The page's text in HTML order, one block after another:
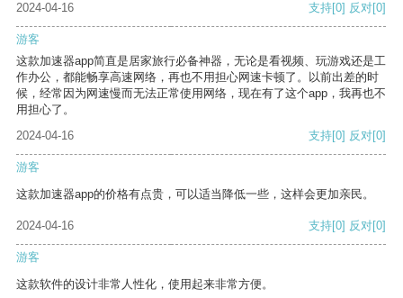
2024-04-16
支持[0] 反对[0]
游客
这款加速器app简直是居家旅行必备神器，无论是看视频、玩游戏还是工
作办公，都能畅享高速网络，再也不用担心网速卡顿了。以前出差的时
候，经常因为网速慢而无法正常使用网络，现在有了这个app，我再也不
用担心了。
2024-04-16
支持[0] 反对[0]
游客
这款加速器app的价格有点贵，可以适当降低一些，这样会更加亲民。
2024-04-16 支持[0] 反对[0]
游客
这款软件的设计非常人性化，使用起来非常方便。